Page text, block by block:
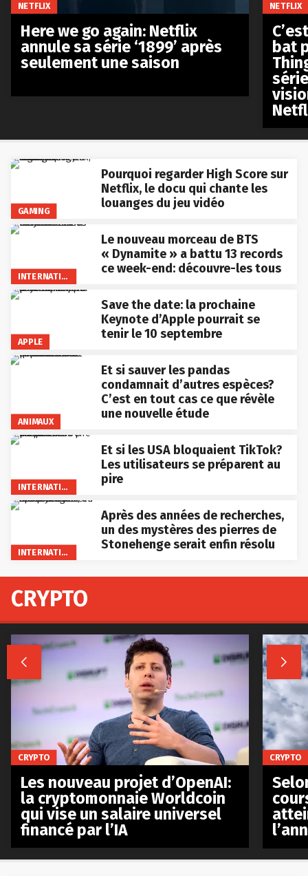
GAMING
Pourquoi regarder High Score sur
Netflix, le docu qui chante les
louanges du jeu vidéo
INTERNATIONAL
Le nouveau morceau de BTS
« Dynamite » a battu 13 records
ce week-end: découvre-les tous
APPLE
Save the date: la prochaine
Keynote d’Apple pourrait se
tenir le 10 septembre
ANIMAUX
Et si sauver les pandas
condamnait d’autres espèces?
C’est en tout cas ce que révèle
une nouvelle étude
INTERNATIONAL
Et si les USA bloquaient TikTok?
Les utilisateurs se préparent au
pire
INTERNATIONAL
Après des années de recherches,
un des mystères des pierres de
Stonehenge serait enfin résolu
NETFLIX
Here we go again: Netflix
annule sa série ‘1899’ après
seulement une saison
NETFLIX
bat
CRYPTO
 
CRYPTO
Les nouveau projet d’OpenAI:
la cryptomonnaie Worldcoin
qui vise un salaire universel
financé par l’IA
CRYPTO